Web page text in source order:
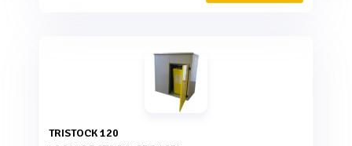
TRISTOCK 120